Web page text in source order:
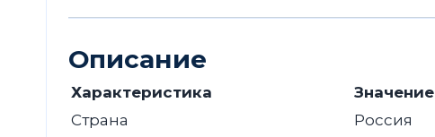
Описание
Характеристика
Значение
Страна
Россия